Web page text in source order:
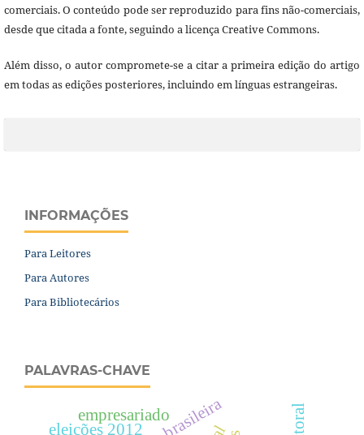
comerciais. O conteúdo pode ser reproduzido para fins não-comerciais,
desde que citada a fonte, seguindo a licença Creative Commons.
Além disso, o autor compromete-se a citar a primeira edição do artigo
em todas as edições posteriores, incluindo em línguas estrangeiras.
INFORMAÇÕES
Para Leitores
Para Autores
Para Bibliotecários
PALAVRAS-CHAVE
eleições 2012
empresariado